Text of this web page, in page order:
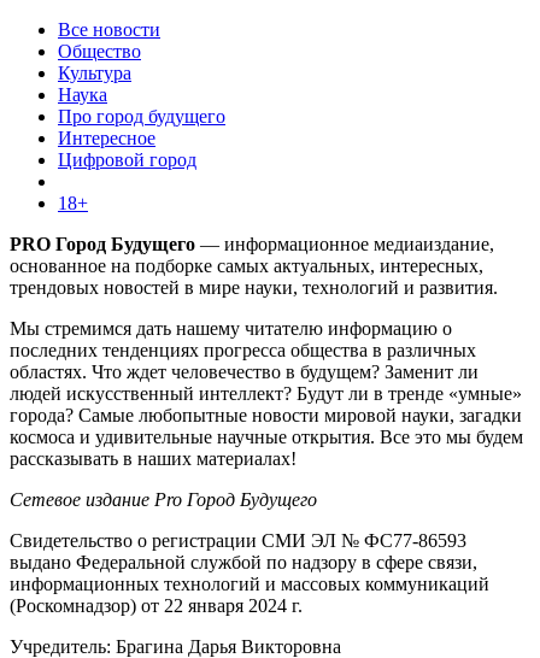
Все новости
Общество
Культура
Наука
Про город будущего
Интересное
Цифровой город
18+
PRO Город Будущего — информационное медиаиздание,
основанное на подборке самых актуальных, интересных,
трендовых новостей в мире науки, технологий и развития.
Мы стремимся дать нашему читателю информацию о
последних тенденциях прогресса общества в различных
областях. Что ждет человечество в будущем? Заменит ли
людей искусственный интеллект? Будут ли в тренде «умные»
города? Самые любопытные новости мировой науки, загадки
космоса и удивительные научные открытия. Все это мы будем
рассказывать в наших материалах!
Сетевое издание Pro Город Будущего
Свидетельство о регистрации СМИ ЭЛ № ФС77-86593
выдано Федеральной службой по надзору в сфере связи,
информационных технологий и массовых коммуникаций
(Роскомнадзор) от 22 января 2024 г.
Учредитель: Брагина Дарья Викторовна